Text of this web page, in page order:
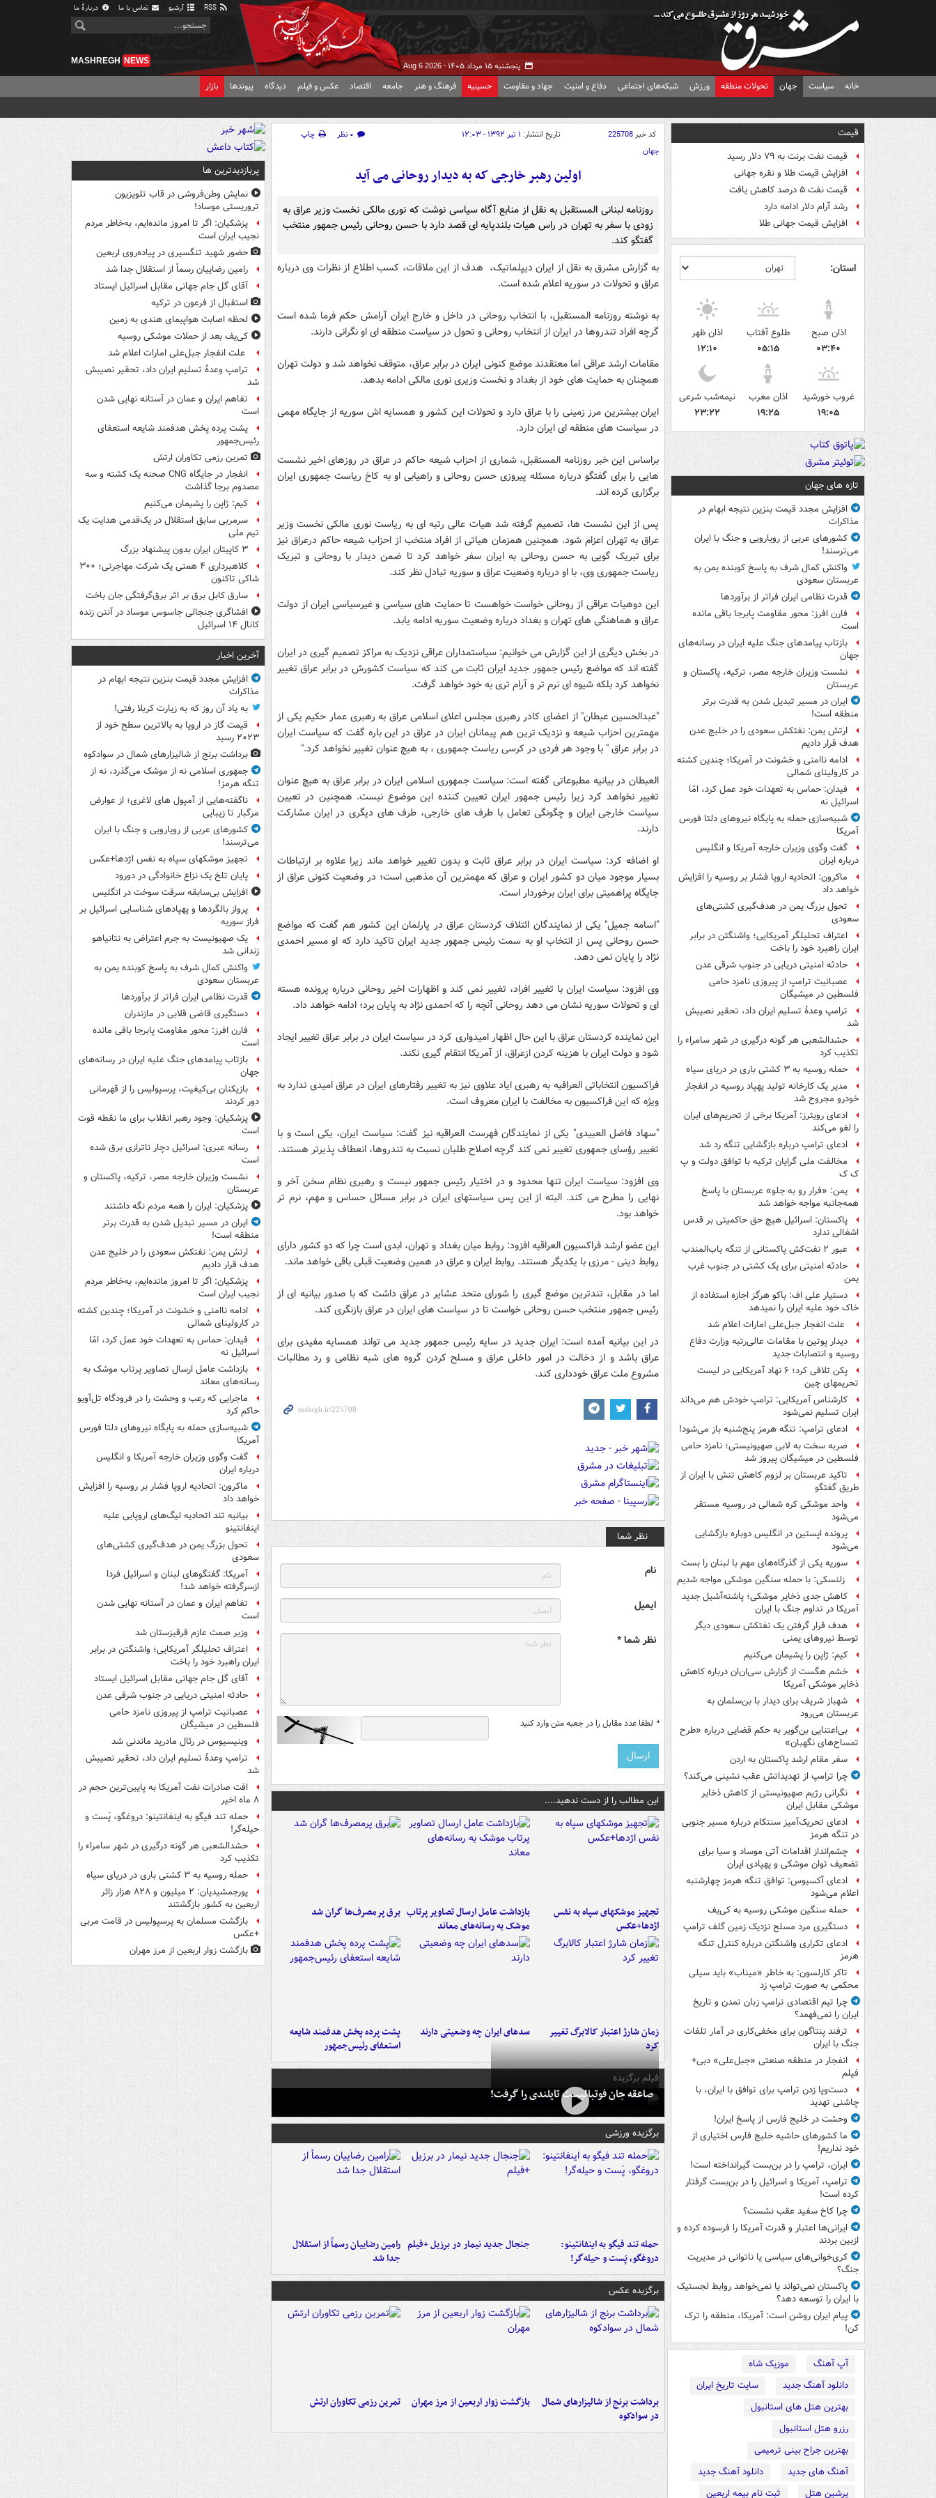
آرشیو تماس با ما دربارهٔ ما
پنجشنبه ۱۵ مرداد ۱۴۰۵ - Aug 6 2026
MASHREGH NEWS
خانه سیاست جهان تحولات منطقه ورزش شبکه‌های اجتماعی دفاع و امنیت جهاد و مقاومت حسینیه فرهنگ و هنر جامعه اقتصاد عکس و فیلم دیدگاه پیوندها بازار
قیمت
قیمت نفت برنت به ۷۹ دلار رسید
افزایش قیمت طلا و نقره جهانی
قیمت نفت ۵ درصد کاهش یافت
رشد آرام دلار ادامه دارد
افزایش قیمت جهانی طلا
استان:
اذان صبح
۰۳:۴۰
طلوع آفتاب
۰۵:۱۵
اذان ظهر
۱۲:۱۰
غروب خورشید
۱۹:۰۵
اذان مغرب
۱۹:۲۵
نیمه‌شب شرعی
۲۳:۲۲
تازه های جهان
افزایش مجدد قیمت بنزین نتیجه ابهام در
مذاکرات
کشورهای عربی از رویارویی و جنگ با ایران
می‌ترسند!
واکنش کمال شرف به پاسخ کوبنده یمن به
عربستان سعودی
قدرت نظامی ایران فراتر از برآوردها
فارن افرز: محور مقاومت پابرجا باقی مانده
است
بازتاب پیامدهای جنگ علیه ایران در رسانه‌های
جهان
نشست وزیران خارجه مصر، ترکیه، پاکستان و
عربستان
ایران در مسیر تبدیل شدن به قدرت برتر
منطقه است!
ارتش یمن: نفتکش سعودی را در خلیج عدن
هدف قرار دادیم
ادامه ناامنی و خشونت در آمریکا؛ چندین کشته
در کارولینای شمالی
فیدان: حماس به تعهدات خود عمل کرد، امّا
اسرائیل نه
شبیه‌سازی حمله به پایگاه نیروهای دلتا فورس
آمریکا
گفت وگوی وزیران خارجه آمریکا و انگلیس
درباره ایران
ماکرون: اتحادیه اروپا فشار بر روسیه را افزایش
خواهد داد
تحول بزرگ یمن در هدف‌گیری کشتی‌های
سعودی
اعتراف تحلیلگر آمریکایی؛ واشنگتن در برابر
ایران راهبرد خود را باخت
حادثه امنیتی دریایی در جنوب شرقی عدن
عصبانیت ترامپ از پیروزی نامزد حامی
فلسطین در میشیگان
ترامپ وعدۀ تسلیم ایران داد، تحقیر نصیبش
شد
حشدالشعبی هر گونه درگیری در شهر سامراء را
تکذیب کرد
حمله روسیه به ۳ کشتی باری در دریای سیاه
مدیر یک کارخانه تولید پهپاد روسیه در انفجار
خودرو مجروح شد
ادعای رویترز: آمریکا برخی از تحریم‌های ایران
را لغو می‌کند
ادعای ترامپ درباره بازگشایی تنگه رد شد
مخالفت ملی گرایان ترکیه با توافق دولت و پ
ک ک
یمن: «فرار رو به جلو» عربستان با پاسخ
همه‌جانبه‌ مواجه خواهد شد
پاکستان: اسرائیل هیچ حق حاکمیتی بر قدس
اشغالی ندارد
عبور ۲ نفت‌کش پاکستانی از تنگه باب‌المندب
حادثه امنیتی برای یک کشتی در جنوب غرب
یمن
دستیار علی اف: باکو هرگز اجازه استفاده از
خاک خود علیه ایران را نمیدهد
علت انفجار جبل‌علی امارات اعلام شد
دیدار پوتین با مقامات عالی‌رتبه وزارت دفاع
روسیه و انتصابات جدید
پکن تلافی کرد؛ ۶ نهاد آمریکایی در لیست
تحریمهای چین
کارشناس آمریکایی: ترامپ خودش هم می‌داند
ایران تسلیم نمی‌شود
ادعای ترامپ: تنگه هرمز پنج‌شنبه باز می‌شود!
ضربه سخت به لابی صهیونیستی؛ نامزد حامی
فلسطین در میشیگان پیروز شد
تاکید عربستان بر لزوم کاهش تنش با ایران از
طریق گفتگو
واحد موشکی کره شمالی در روسیه مستقر
می‌شود
پرونده اپستین در انگلیس دوباره بازگشایی
می‌شود
سوریه یکی از گذرگاه‌های مهم با لبنان را بست
زلنسکی: با حمله سنگین موشکی مواجه شدیم
کاهش جدی ذخایر موشکی؛ پاشنه‌آشیل جدید
آمریکا در تداوم جنگ با ایران
هدف قرار گرفتن یک نفتکش سعودی دیگر
توسط نیروهای یمنی
کیم: ژاپن را پشیمان می‌کنیم
خشم هگست از گزارش سی‌ان‌ان درباره کاهش
ذخایر موشکی آمریکا
شهباز شریف برای دیدار با بن‌سلمان به
عربستان می‌رود
بی‌اعتنایی بن‌گویر به حکم قضایی درباره «طرح
تمساح‌های نگهبان»
سفر مقام ارشد پاکستان به اردن
چرا ترامپ از تهدیداتش عقب نشینی می‌کند؟
نگرانی رژیم صهیونیستی از کاهش ذخایر
موشکی مقابل ایران
ادعای تحریک‌آمیز سنتکام درباره مسیر جنوبی
در تنگه هرمز
چشم‌انداز اقدامات آتی موساد و سیا برای
تضعیف توان موشکی و پهپادی ایران
ادعای آکسیوس: توافق تنگه هرمز چهارشنبه
اعلام می‌شود
حمله سنگین موشکی روسیه به کی‌یف
دستگیری مرد مسلح نزدیک زمین گلف ترامپ
ادعای تکراری واشنگتن درباره کنترل تنگه
هرمز
تاکر کارلسون: به خاطر «میناب» باید سیلی
محکمی به صورت ترامپ زد
چرا تیم اقتصادی ترامپ زبان تمدن و تاریخ
ایران را نمی‌فهمد؟
ترفند پنتاگون برای مخفی‌کاری در آمار تلفات
جنگ با ایران
انفجار در منطقه صنعتی «جبل‌علی» دبی+
فیلم
دست‌وپا زدن ترامپ برای توافق با ایران، با
چاشنی تهدید
وحشت در خلیج فارس از پاسخ ایران!
ما کشورهای حاشیه خلیج فارس اختیاری از
خود نداریم!
ایران، ترامپ را در بن‌بست گیرانداخته است!
ترامپ، آمریکا و اسرائیل را در بن‌بست گرفتار
کرده است!
چرا کاخ سفید عقب نشست؟
ایرانی‌ها اعتبار و قدرت آمریکا را فرسوده کرده و
ازبین بردند
کری‌خوانی‌های سیاسی یا ناتوانی در مدیریت
جنگ؟
پاکستان نمی‌تواند یا نمی‌خواهد روابط لجستیک
با ایران را توسعه دهد؟
پیام ایران روشن است: آمریکا، منطقه را ترک
کن!
آپ آهنگ
موزیک شاه
دانلود آهنگ جدید
سایت تاریخ ایران
بهترین هتل های استانبول
رزرو هتل استانبول
بهترین جراح بینی ترمیمی
آهنگ های جدید
دانلود آهنگ جدید
پرشین هتل
ثبت نام بیمه اربعین
کد خبر225708 تاریخ انتشار: ۱ تیر ۱۳۹۲ - ۱۲:۰۳ ۰ نظر
چاپ
جهان
اولین رهبر خارجی که به دیدار روحانی می آید
روزنامه لبنانی المستقبل به نقل از منابع آگاه سیاسی نوشت که نوری مالکی نخست وزیر عراق به
زودی با سفر به تهران در راس هیات بلندپایه ای قصد دارد با حسن روحانی رئیس جمهور منتخب
گفتگو کند.
به گزارش مشرق به نقل از ایران دیپلماتیک، هدف از این ملاقات، کسب اطلاع از نظرات وی درباره
عراق و تحولات در سوریه اعلام شده است.
به نوشته روزنامه المستقبل، با انتخاب روحانی در داخل و خارج ایران آرامش حکم فرما شده است
گرچه افراد تندروها در ایران از انتخاب روحانی و تحول در سیاست منطقه ای او نگرانی دارند.
مقامات ارشد عراقی اما معتقدند موضع کنونی ایران در برابر عراق، متوقف نخواهد شد و دولت تهران
همچنان به حمایت های خود از بغداد و نخست وزیری نوری مالکی ادامه بدهد.
ایران بیشترین مرز زمینی را با عراق دارد و تحولات این کشور و همسایه اش سوریه از جایگاه مهمی
در سیاست های منطقه ای ایران دارد.
براساس این خبر روزنامه المستقبل، شماری از احزاب شیعه حاکم در عراق در روزهای اخیر نشست
هایی را برای گفتگو درباره مسئله پیروزی حسن روحانی و راهیابی او به کاخ ریاست جمهوری ایران
برگزاری کرده اند.
پس از این نشست ها، تصمیم گرفته شد هیات عالی رتبه ای به ریاست نوری مالکی نخست وزیر
عراق به تهران اعزام شود. همچنین همزمان هیاتی از افراد منتخب از احزاب شیعه حاکم درعراق نیز
برای تبریک گویی به حسن روحانی به ایران سفر خواهد کرد تا ضمن دیدار با روحانی و تبریک
ریاست جمهوری وی، با او درباره وضعیت عراق و سوریه تبادل نظر کند.
این دوهیات عراقی از روحانی خواست خواهست تا حمایت های سیاسی و غیرسیاسی ایران از دولت
عراق و هماهنگی های تهران و بغداد درباره وضعیت سوریه ادامه یابد.
در بخش دیگری از این گزارش می خوانیم: سیاستمداران عراقی نزدیک به مراکز تصمیم گیری در ایران
گفته اند که مواضع رئیس جمهور جدید ایران ثابت می کند که سیاست کشورش در برابر عراق تغییر
نخواهد کرد بلکه شیوه ای نرم تر و آرام تری به خود خواهد گرفت.
"عبدالحسین عبطان" از اعضای کادر رهبری مجلس اعلای اسلامی عراق به رهبری عمار حکیم یکی از
مهمترین احزاب شیعه و نزدیک ترین هم پیمانان ایران در عراق در این باره گفت که سیاست ایران
در برابر عراق " با وجود هر فردی در کرسی ریاست جمهوری ، به هیچ عنوان تغییر نخواهد کرد."
العبطان در بیانیه مطبوعاتی گفته است: سیاست جمهوری اسلامی ایران در برابر عراق به هیچ عنوان
تغییر نخواهد کرد زیرا رئیس جمهور ایران تعیین کننده این موضوع نیست. همچنین در تعیین
سیاست خارجی ایران و چگونگی تعامل با طرف های خارجی، طرف های دیگری در ایران مشارکت
دارند.
او اضافه کرد: سیاست ایران در برابر عراق ثابت و بدون تغییر خواهد ماند زیرا علاوه بر ارتباطات
بسیار موجود میان دو کشور ایران و عراق که مهمترین آن مذهبی است؛ در وضعیت کنونی عراق از
جایگاه پراهمیتی برای ایران برخوردار است.
"اسامه جمیل" یکی از نمایندگان ائتلاف کردستان عراق در پارلمان این کشور هم گفت که مواضع
حسن روحانی پس از انتخاب او به سمت رئیس جمهور جدید ایران تاکید دارد که او مسیر احمدی
نژاد را پایان نمی دهد.
وی افزود: سیاست ایران با تغییر افراد، تغییر نمی کند و اظهارات اخیر روحانی درباره پرونده هسته
ای و تحولات سوریه نشان می دهد روحانی آنچه را که احمدی نژاد به پایان برد؛ ادامه خواهد داد.
این نماینده کردستان عراق با این حال اظهار امیدواری کرد در سیاست ایران در برابر عراق تغییر ایجاد
شود و دولت ایران با هزینه کردن ازعراق، از آمریکا انتقام گیری نکند.
فراکسیون انتخاباتی العراقیه به رهبری ایاد علاوی نیز به تغییر رفتارهای ایران در عراق امیدی ندارد به
ویژه که این فراکسیون به مخالفت با ایران معروف است.
"سهاد فاضل العبیدی" یکی از نمایندگان فهرست العراقیه نیز گفت: سیاست ایران، یکی است و با
تغییر رؤسای جمهوری تغییر نمی کند گرچه اصلاح طلبان نسبت به تندروها، انعطاف پذیرتر هستند.
وی افزود: سیاست ایران تنها محدود و در اختیار رئیس جمهور نیست و رهبری نظام سخن آخر و
نهایی را مطرح می کند. البته از این پس سیاستهای ایران در برابر مسائل حساس و مهم، نرم تر
خواهد بود.
این عضو ارشد فراکسیون العراقیه افزود: روابط میان بغداد و تهران، ابدی است چرا که دو کشور دارای
روابط دینی - مرزی با یکدیگر هستند. روابط ایران و عراق در همین وضعیت قبلی باقی خواهد ماند.
اما در مقابل، تندترین موضع گیری را شورای متحد عشایر در عراق داشت که با صدور بیانیه ای از
رئیس جمهور منتخب حسن روحانی خواست تا در سیاست های ایران در عراق بازنگری کند.
در این بیانیه آمده است: ایران جدید در سایه رئیس جمهور جدید می تواند همسایه مفیدی برای
عراق باشد و از دخالت در امور داخلی عراق و مسلح کردن گروه های شبه نظامی و رد مطالبات
مشروع ملت عراق خودداری کند.
نظر شما
نام
ایمیل
نظر شما *
* لطفا عدد مقابل را در جعبه متن وارد کنید
این مطالب را از دست ندهید....
تجهیز موشکهای سپاه به نفس
اژدها+عکس
بازداشت عامل ارسال تصاویر پرتاب
موشک به رسانه‌های معاند
برق پرمصرف‌ها گران شد
زمان شارژ اعتبار کالابرگ تغییر
کرد
سدهای ایران چه وضعیتی دارند
پشت پرده پخش هدفمند شایعه
استعفای رئیس‌جمهور
فیلم برگزیده
صاعقه جان فوتبالیست تایلندی را گرفت!
برگزیده ورزشی
حمله تند فیگو به اینفانتینو:
دروغگو، پَست‌ و حیله‌گر!
جنجال جدید نیمار در برزیل +فیلم رامین رضاییان رسماً از استقلال
جدا شد
برگزیده عکس
برداشت برنج از شالیزارهای شمال
در سوادکوه
بازگشت زوار اربعین از مرز مهران تمرین رزمی تکاوران ارتش
پربازدیدترین ها
نمایش وطن‌فروشی در قاب تلویزیون
تروریستی موساد!
پزشکیان: اگر تا امروز مانده‌ایم، به‌خاطر مردم
نجیب ایران است
حضور شهید تنگسیری در پیاده‌روی اربعین
رامین رضاییان رسماً از استقلال جدا شد
آقای گل جام جهانی مقابل اسرائیل ایستاد
استقبال از فرعون در ترکیه
لحظه اصابت هواپیمای هندی به زمین
کی‌یف بعد از حملات موشکی روسیه
علت انفجار جبل‌علی امارات اعلام شد
ترامپ وعدۀ تسلیم ایران داد، تحقیر نصیبش
شد
تفاهم ایران و عمان در آستانه نهایی شدن
است
پشت پرده پخش هدفمند شایعه استعفای
رئیس‌جمهور
تمرین رزمی تکاوران ارتش
انفجار در جایگاه CNG صحنه یک کشته و سه
مصدوم برجا گذاشت
کیم: ژاپن را پشیمان می‌کنیم
سرمربی سابق استقلال در یک‌قدمی هدایت یک
تیم ملی
۳ کاپیتان ایران بدون پیشنهاد بزرگ
کلاهبرداری ۴ همتی یک شرکت مهاجرتی؛ ۳۰۰
شاکی تاکنون
سارق کابل برق بر اثر برق‌گرفتگی جان باخت
افشاگری جنجالی جاسوس موساد در آنتن زنده
کانال ۱۴ اسرائیل
آخرین اخبار
افزایش مجدد قیمت بنزین نتیجه ابهام در
مذاکرات
به یاد آن روز که به زیارت کربلا رفتی!
قیمت گاز در اروپا به بالاترین سطح خود از
۲۰۲۳ رسید
برداشت برنج از شالیزارهای شمال در سوادکوه
جمهوری اسلامی نه از موشک می‌گذرد، نه از
تنگه هرمز!
ناگفته‌هایی از آمپول های لاغری؛ از عوارض
مرگبار تا زیبایی
کشورهای عربی از رویارویی و جنگ با ایران
می‌ترسند!
تجهیز موشکهای سپاه به نفس اژدها+عکس
پایان تلخ یک نزاع خانوادگی در دورود
افزایش بی‌سابقه سرقت سوخت در انگلیس
پرواز بالگردها و پهپادهای شناسایی اسرائیل بر
فراز سوریه
یک صهیونیست به جرم اعتراض به نتانیاهو
زندانی شد
واکنش کمال شرف به پاسخ کوبنده یمن به
عربستان سعودی
قدرت نظامی ایران فراتر از برآوردها
دستگیری قاضی قلابی در مازندران
فارن افرز: محور مقاومت پابرجا باقی مانده
است
بازتاب پیامدهای جنگ علیه ایران در رسانه‌های
جهان
بازیکنان بی‌کیفیت، پرسپولیس را از قهرمانی
دور کردند
پزشکیان: وجود رهبر انقلاب برای ما نقطه قوت
است
رسانه عبری: اسرائیل دچار ناترازی برق شده
است
نشست وزیران خارجه مصر، ترکیه، پاکستان و
عربستان
پزشکیان: ایران را همه مردم نگه داشتند
ایران در مسیر تبدیل شدن به قدرت برتر
منطقه است!
ارتش یمن: نفتکش سعودی را در خلیج عدن
هدف قرار دادیم
پزشکیان: اگر تا امروز مانده‌ایم، به‌خاطر مردم
نجیب ایران است
ادامه ناامنی و خشونت در آمریکا؛ چندین کشته
در کارولینای شمالی
فیدان: حماس به تعهدات خود عمل کرد، امّا
اسرائیل نه
بازداشت عامل ارسال تصاویر پرتاب موشک به
رسانه‌های معاند
ماجرایی که رعب و وحشت را در فرودگاه تل‌آویو
حاکم کرد
شبیه‌سازی حمله به پایگاه نیروهای دلتا فورس
آمریکا
گفت وگوی وزیران خارجه آمریکا و انگلیس
درباره ایران
ماکرون: اتحادیه اروپا فشار بر روسیه را افزایش
خواهد داد
بیانیه تند اتحادیه لیگ‌های اروپایی علیه
اینفانتینو
تحول بزرگ یمن در هدف‌گیری کشتی‌های
سعودی
آمریکا: گفتگوهای لبنان و اسرائیل فردا
ازسرگرفته خواهد شد!
تفاهم ایران و عمان در آستانه نهایی شدن
است
وزیر صمت عازم قرقیزستان شد
اعتراف تحلیلگر آمریکایی؛ واشنگتن در برابر
ایران راهبرد خود را باخت
آقای گل جام جهانی مقابل اسرائیل ایستاد
حادثه امنیتی دریایی در جنوب شرقی عدن
عصبانیت ترامپ از پیروزی نامزد حامی
فلسطین در میشیگان
وینیسیوس در رئال مادرید ماندنی شد
ترامپ وعدۀ تسلیم ایران داد، تحقیر نصیبش
شد
افت صادرات نفت آمریکا به پایین‌ترین حجم در
۸ ماه اخیر
حمله تند فیگو به اینفانتینو: دروغگو، پَست‌ و
حیله‌گر!
حشدالشعبی هر گونه درگیری در شهر سامراء را
تکذیب کرد
حمله روسیه به ۳ کشتی باری در دریای سیاه
پورجمشیدیان: ۲ میلیون و ۸۲۸ هزار زائر
اربعین به کشور بازگشتند
بازگشت مسلمان به پرسپولیس در قامت مربی
+عکس
بازگشت زوار اربعین از مرز مهران